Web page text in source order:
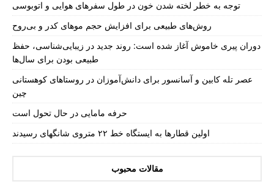
توجه به خطر لخته شدن خون در طول سفرهای هوایی و اتوبوسی
روش‌های طبیعی برای افزایش حجم موهای کدر و بی‌روح
دوران پیری خاموش آغاز شده است: روند جدید در زیبایی‌شناسی، حفظ
طبیعی بودن برای سال‌ها
عصر تله کابین و آسانسور برای دانش‌آموزان در روستاهای کوهستانی
چین
حرفه مامایی در حال تحول است
اولین قطارها به ایستگاه خط ۲۲ متروی شانگهای رسیدند
مقالات محبوب